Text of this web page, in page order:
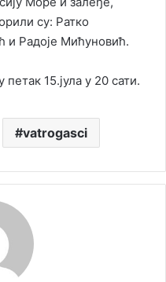
су: Ратко
и Радоје Мићуновић.
15.јула у 20 сати.
vatrogasci